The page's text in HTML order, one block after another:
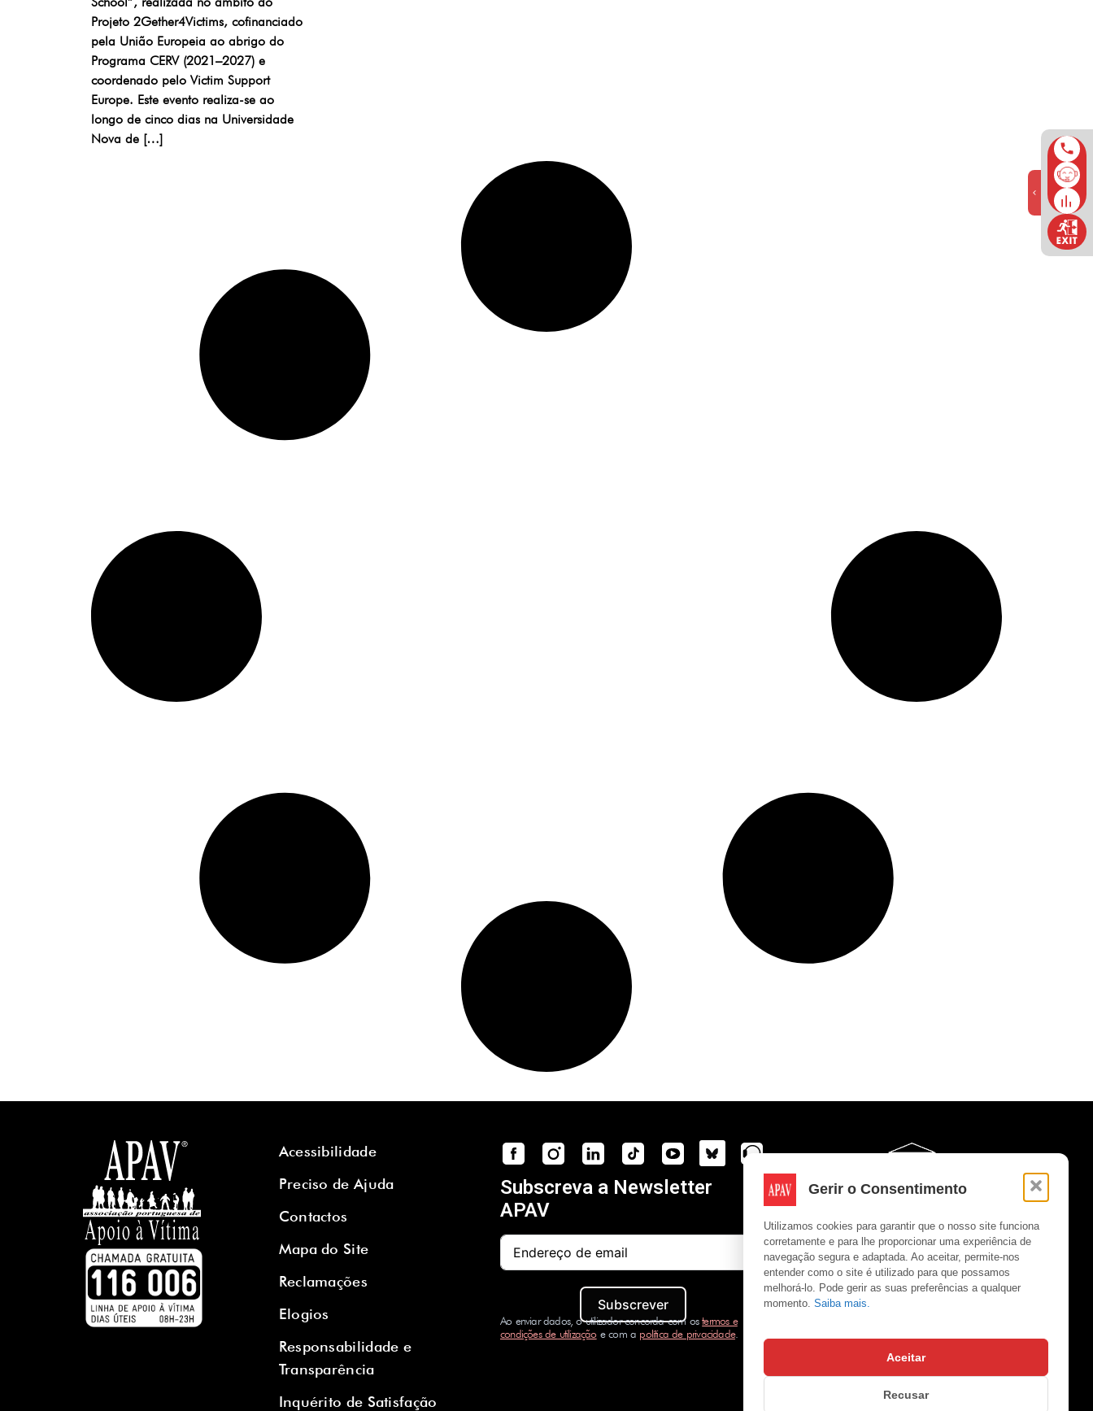
Gerir o Consentimento
Utilizamos cookies para garantir que o nosso site funciona
corretamente e para lhe proporcionar uma experiência de
navegação segura e adaptada. Ao aceitar, permite-nos
entender como o site é utilizado para que possamos
melhorá-lo. Pode gerir as suas preferências a qualquer
momento. Saiba mais.
Aceitar
Recusar
Projeto 2Gether4Victims, cofinanciado
pela União Europeia ao abrigo do
Programa CERV (2021–2027) e
coordenado pelo Victim Support
Europe. Este evento realiza-se ao
longo de cinco dias na Universidade
Nova de […]
Acessibilidade
Preciso de Ajuda
Contactos
Mapa do Site
Reclamações
Elogios
Responsabilidade e
Transparência
Inquérito de Satisfação
Subscreva a Newsletter
APAV
Subscrever
Ao enviar dados, o utilizador concorda com ostermos e
condições de utilizaçãoe com a política de privacidade.
Copyright © APAV 2026